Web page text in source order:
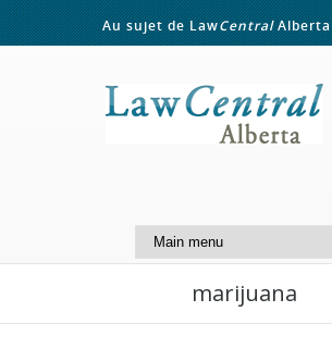
Au sujet de LawCentralAlberta
marijuana